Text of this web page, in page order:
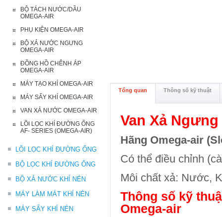
BỘ TÁCH NƯỚC/DẦU
OMEGA-AIR
PHỤ KIỆN OMEGA-AIR
BỘ XẢ NƯỚC NGƯNG
OMEGA-AIR
ĐỒNG HỒ CHÊNH ÁP
OMEGA-AIR
MÁY TẠO KHÍ OMEGA-AIR
MÁY SẤY KHÍ OMEGA-AIR
VAN XẢ NƯỚC OMEGA-AIR
LÕI LỌC KHÍ ĐƯỜNG ỐNG
AF- SERIES (OMEGA-AIR)
LÕI LỌC KHÍ ĐƯỜNG ỐNG
BỘ LỌC KHÍ ĐƯỜNG ỐNG
BỘ XẢ NƯỚC KHÍ NÉN
MÁY LÀM MÁT KHÍ NÉN
MÁY SẤY KHÍ NÉN
Tổng quan Thông số kỹ thuật
Van Xả
Hãng Omega-air
Có thể điều chỉnh
Môi chất xả: Nước,
Thông số kỹ
Omega-air